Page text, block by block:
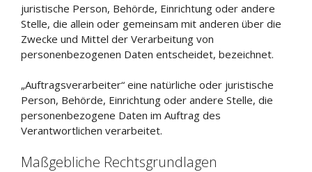
juristische Person, Behörde, Einrichtung oder andere
Stelle, die allein oder gemeinsam mit anderen über die
Zwecke und Mittel der Verarbeitung von
personenbezogenen Daten entscheidet, bezeichnet.
„Auftragsverarbeiter“ eine natürliche oder juristische
Person, Behörde, Einrichtung oder andere Stelle, die
personenbezogene Daten im Auftrag des
Verantwortlichen verarbeitet.
Maßgebliche Rechtsgrundlagen